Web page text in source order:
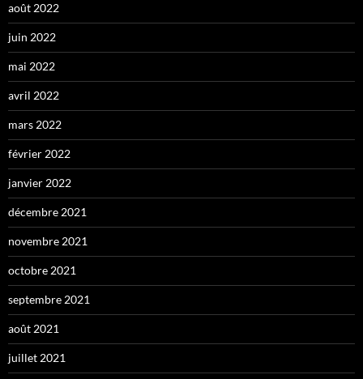
août 2022
juin 2022
mai 2022
avril 2022
mars 2022
février 2022
janvier 2022
décembre 2021
novembre 2021
octobre 2021
septembre 2021
août 2021
juillet 2021